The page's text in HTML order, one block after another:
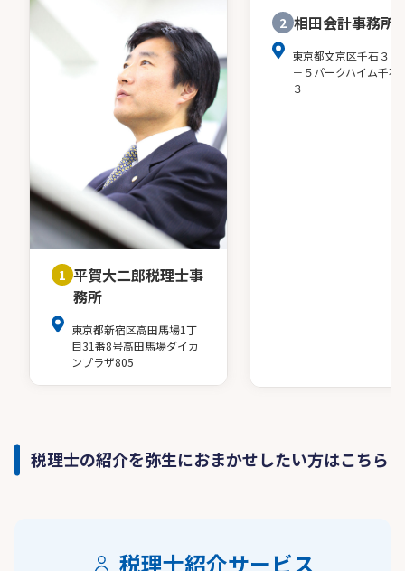
1 平賀大二郎税理士事
務所
東京都新宿区高田馬場1丁
目31番8号高田馬場ダイカ
ンプラザ805
2 相田会計事務所
東京都文京区千石３－
－５パークハイム千石
３
税理士の紹介を弥生におまかせしたい方はこちら
税理士紹介サービス